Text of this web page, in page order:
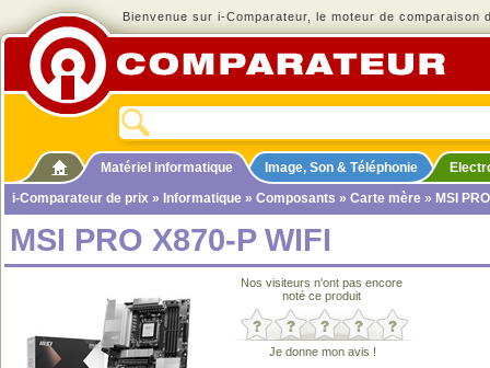
Bienvenue sur i-Comparateur, le moteur de comparaison
Matériel informatique Image, Son & Téléphonie
i-Comparateur de prix » Informatique » Composants » Carte mère » MSI
MSI PRO X870-P WIFI
Nos visiteurs n'ont pas encore
noté ce produit
Je donne mon avis !